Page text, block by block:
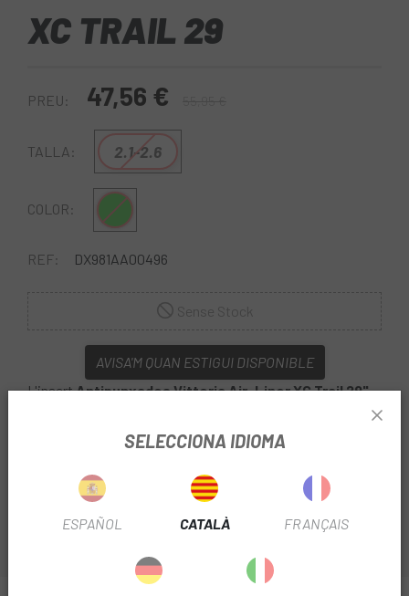
XC TRAIL 29
PREU: 47,56 €
TALLA: 2.1-2.6
COLOR: Verd
REF: DX981AA00496
AVISA'M QUAN ESTIGUI DISPONIBLE
L'insertAntipunxades Vittoria Air-Liner XC Trail 29"
entre protecció, rendiment i lleugeresa, dissenyat
muntanya.
SELECCIONA IDIOMA
ESPAÑOL CATALÀ FRANÇAIS